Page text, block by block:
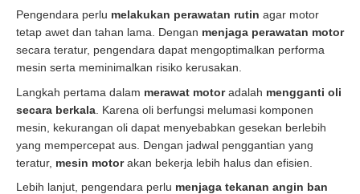
Pengendara perlu melakukan perawatan rutin agar motor
tetap awet dan tahan lama. Dengan menjaga perawatan motor
secara teratur, pengendara dapat mengoptimalkan performa
mesin serta meminimalkan risiko kerusakan.
Langkah pertama dalam merawat motoradalah mengganti oli
secara berkala . Karena oli berfungsi melumasi komponen
mesin, kekurangan oli dapat menyebabkan gesekan berlebih
yang mempercepat aus. Dengan jadwal penggantian yang
teratur, mesin motorakan bekerja lebih halus dan efisien.
Lebih lanjut, pengendara perlu menjaga tekanan angin ban